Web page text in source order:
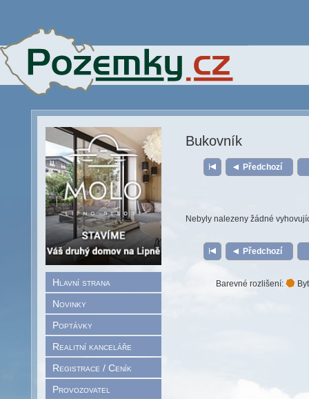
Hlavní strana
Novinky
Poptávky
Realitní kanceláře
Registrace / Ceník
Provozovatel
Bukovník
Předchozí
Nebyly nalezeny žádné
Předchozí
Barevné rozlišení: